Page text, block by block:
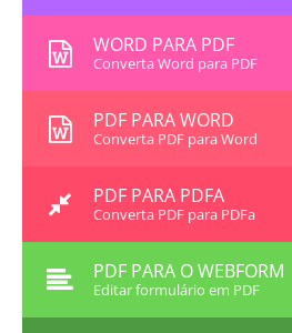
WORD PARA PDF
Converta Word para PDF
PDF PARA WORD
Converta PDF para Word
PDF PARA PDFA
Converta PDF para PDFa
PDF PARA O WEBFORM
Editar formulário em PDF